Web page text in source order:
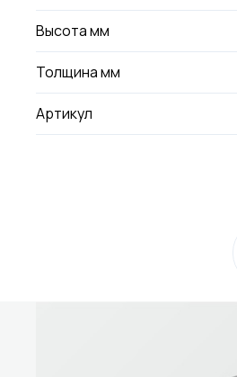
Высота мм
Толщина мм
Артикул